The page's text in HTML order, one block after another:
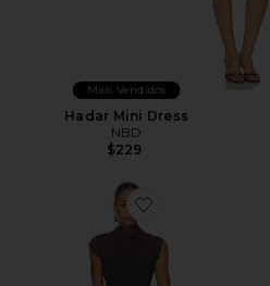
Mais Vendidos
Hadar Mini Dress
NBD
$229
Favorite Paola Dress